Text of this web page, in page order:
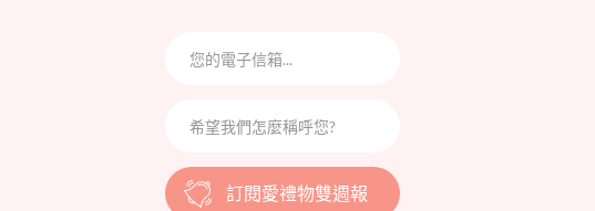
訂閱愛禮物雙週報